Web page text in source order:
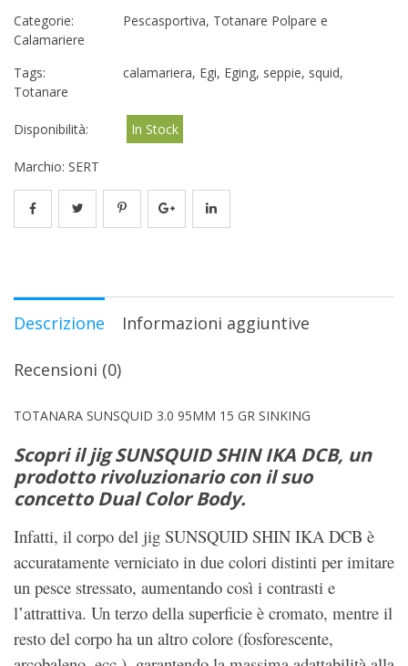
Categorie:
Pescasportiva, Totanare Polpare e
Calamariere
Tags:
calamariera, Egi, Eging, seppie, squid,
Totanare
Disponibilità: In Stock
Marchio: SERT
Descrizione Informazioni aggiuntive
Recensioni (0)
TOTANARA SUNSQUID 3.0 95MM 15 GR SINKING
Scopri il jig SUNSQUID SHIN IKA DCB, un
prodotto rivoluzionario con il suo
concetto Dual Color Body.
Infatti, il corpo del jig SUNSQUID SHIN IKA DCB è
accuratamente verniciato in due colori distinti per imitare
un pesce stressato, aumentando così i contrasti e
l’attrattiva. Un terzo della superficie è cromato, mentre il
resto del corpo ha un altro colore (fosforescente,